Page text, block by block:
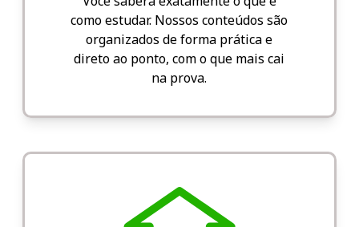
como estudar. Nossos conteúdos são
organizados de forma prática e
direto ao ponto, com o que mais cai
na prova.